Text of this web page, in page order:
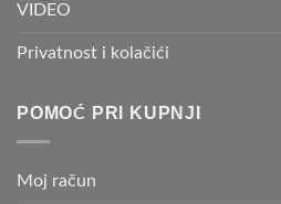
VIDEO
Privatnost i kolačići
POMOĆ PRI KUPNJI
Moj račun